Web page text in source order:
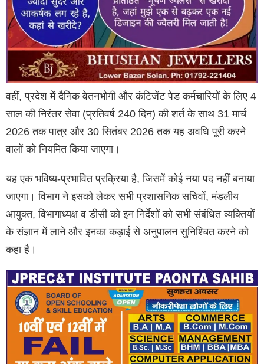
वहीं, प्रदेश में दैनिक वेतनभोगी और कंटिजेंट पेड कर्मचारियों के लिए 4
साल की निरंतर सेवा (प्रतिवर्ष 240 दिन) की शर्त के साथ 31 मार्च
2026 तक पात्र और 30 सितंबर 2026 तक यह अवधि पूरी करने
वालों को नियमित किया जाएगा।
यह एक भविष्य-प्रभावित प्रक्रिया है, जिसमें कोई नया पद नहीं बनाया
जाएगा। विभाग ने इसको लेकर सभी प्रशासनिक सचिवों, मंडलीय
आयुक्त, विभागाध्यक्ष व डीसी को इन निर्देशों को सभी संबंधित व्यक्तियों
के संज्ञान में लाने और इनका कड़ाई से अनुपालन सुनिश्चित करने को
कहा है।